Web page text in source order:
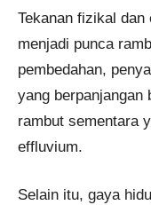
Tekanan fizikal dan
menjadi punca
pembedahan,
yang berpanjangan
rambut sementara
effluvium.
Selain itu, gaya